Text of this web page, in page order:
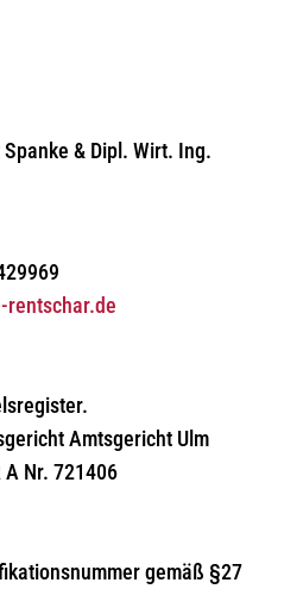
& Dipl. Wirt. Ing.
rentschar.de
Amtsgericht Ulm
A Nr. 721406
gemäß §27